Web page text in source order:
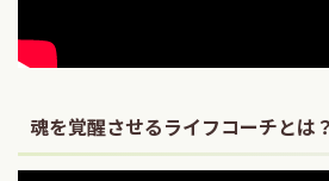
魂を覚醒させるライフコーチとは？